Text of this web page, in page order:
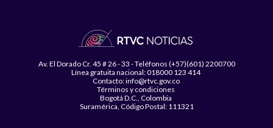
Av. El Dorado Cr. 45 # 26 - 33 - Teléfonos (+57)(601) 2200700
Línea gratuita nacional: 018000 123 414
Contacto: info@rtvc.gov.co
Términos y condiciones
Bogotá D.C., Colombia
Suramérica, Código Postal: 111321